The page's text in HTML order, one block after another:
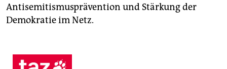
Antisemitismusprävention und Stärkung der
Demokratie im Netz.